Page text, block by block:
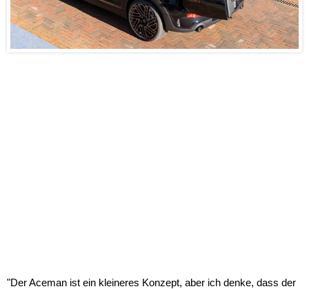
"Der Aceman ist ein kleineres Konzept, aber ich denke, dass der